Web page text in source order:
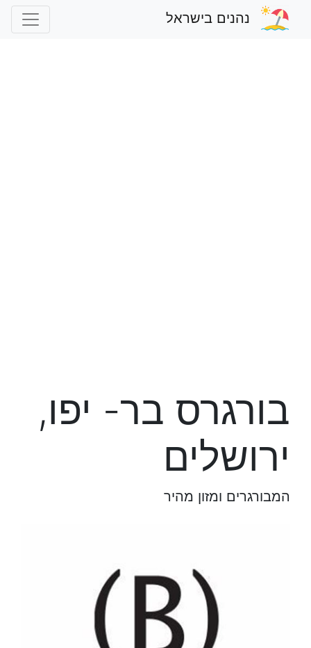
נהנים בישראל
בורגרס בר- יפו,
ירושלים
המבורגרים ומזון מהיר